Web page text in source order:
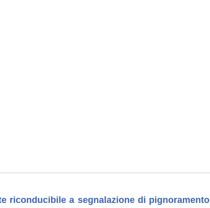
riconducibile a segnalazione di pignoramento